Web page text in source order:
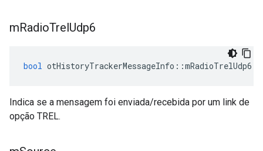
mRadioTrelUdp6
bool otHistoryTrackerMessageInfo ::mRadioTrelUdp6
Indica se a mensagem foi enviada/recebida por um link de
opção TREL.